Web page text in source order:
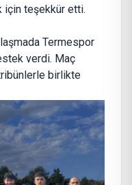
için teşekkür etti.
Termespor
verdi. Maç
birlikte